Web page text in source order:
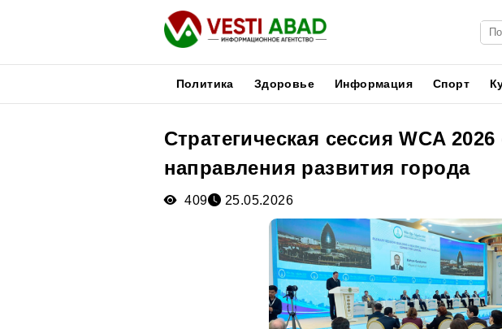
Политика Здоровье Информация Спорт
Стратегическая сессия WCA
направления развития города
409 25.05.2026